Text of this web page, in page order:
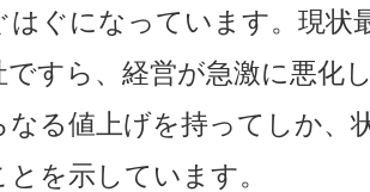
はぐになっています。現状
ですら、経営が急激に悪化
なる値上げを持ってしか、
を示しています。